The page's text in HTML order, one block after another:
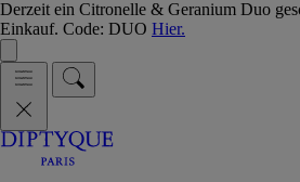
Derzeit ein Citronelle & Geranium Duo
Einkauf. Code: DUO Hier.